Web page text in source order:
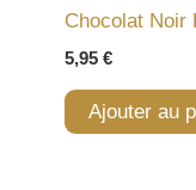
Chocolat Noir
5,95 €
Ajouter au